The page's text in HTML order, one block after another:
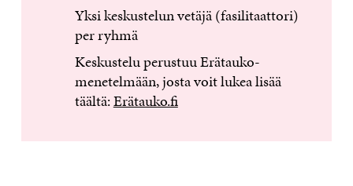
Yksi keskustelun vetäjä (fasilitaattori)
per ryhmä
Keskustelu perustuu Erätauko-
menetelmään, josta voit lukea lisää
täältä:Erätauko.fi